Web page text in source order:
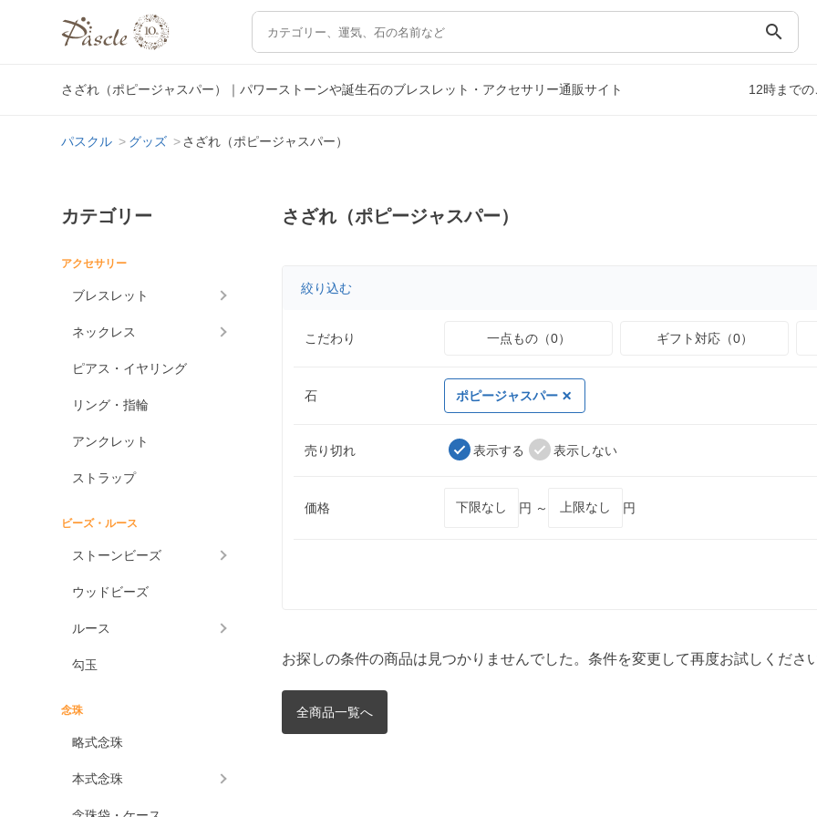
search
さざれ（ポピージャスパー）｜パワーストーンや誕生石のブレスレット・アクセサリー通販サイト 12時まで
パスクル グッズ さざれ（ポピージャスパー）
カテゴリー
アクセサリー
ブレスレット
ネックレス
ピアス・イヤリング
リング・指輪
アンクレット
ストラップ
ビーズ・ルース
ストーンビーズ
ウッドビーズ
ルース
勾玉
念珠
略式念珠
本式念珠
さざれ（ポピージャスパー）
絞り込む
こだわり 一点もの（0） ギフト対応（0）
石 ポピージャスパー
売り切れ 表示する 表示しない
価格 円 ～ 円
お探しの条件の商品は見つかりませんでした。条件を変更して再度お試しください
全商品一覧へ